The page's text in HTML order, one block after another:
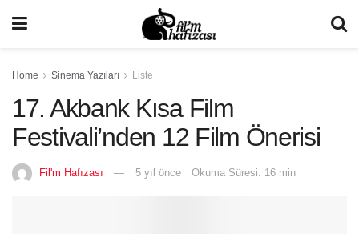
Home Sinema Yazıları Liste
17. Akbank Kısa Film
Festivali’nden 12 Film Önerisi
Fil'm Hafızası 5 yıl önce Okuma Süresi: 16 min